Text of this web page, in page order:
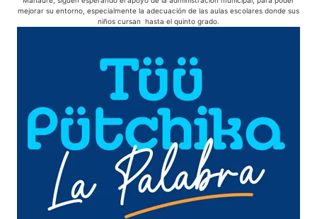
mejorar su entorno, especialmente la adecuación de las aulas escolares donde sus
niños cursan hasta el quinto grado.